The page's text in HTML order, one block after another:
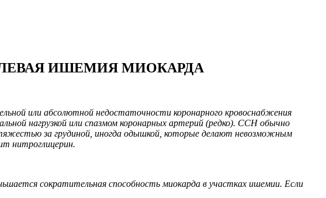
ИШЕМИЯ МИОКАРДА
или абсолютной недостаточности коронарного кровоснабжения
нагрузкой или спазмом коронарных артерий (редко). ССН обычно
за грудиной, иногда одышкой, которые делают невозможным
нитроглицерин.
сократительная способность миокарда в участках ишемии. Если